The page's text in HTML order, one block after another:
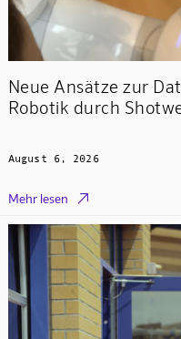
Neue Ansätze zur
Robotik durch
August 6, 2026
Mehr lesen 